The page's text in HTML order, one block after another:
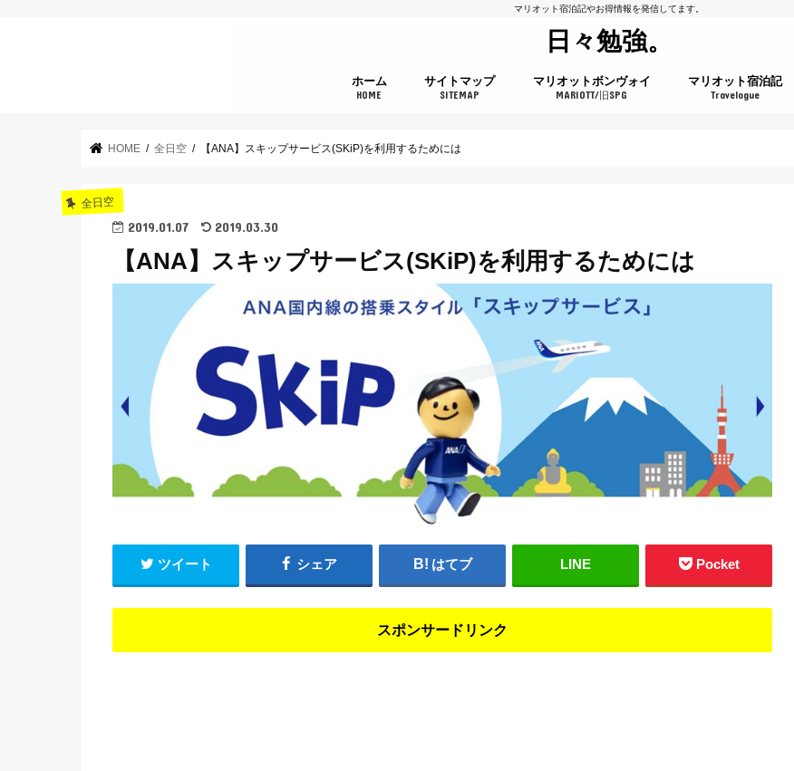
マリオット宿泊記やお得情報を発信してます。
日々勉強。
ホーム
HOME
サイトマップ
SITEMAP
マリオットボンヴォイ
MARIOTT/旧SPG
マリオット宿泊記
Travelogue
HOME 全日空 【ANA】スキップサービス(SKiP)を利用するためには
全日空
2019.01.07 2019.03.30
【ANA】スキップサービス(SKiP)を利用するためには
ツイート シェア はてブ LINE Pocket
スポンサードリンク